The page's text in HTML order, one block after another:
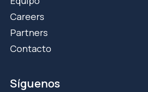
Careers
Partners
Contacto
Síguenos